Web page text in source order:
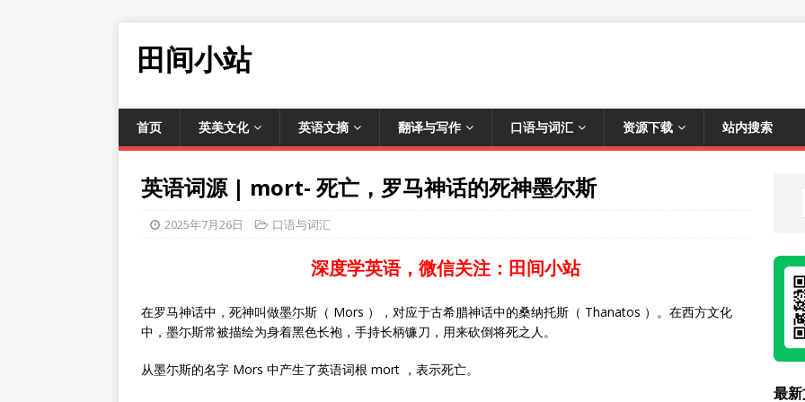
田间小站
首页 英美文化 英语文摘 翻译与写作 口语与词汇 资源下载 站内搜索
英语词源 | mort- 死亡，罗马神话的死神墨尔斯
2025年7月26日 口语与词汇
深度学英语，微信关注：田间小站
在罗马神话中，死神叫做墨尓斯（ Mors ），对应于古希腊神话中的桑纳托斯（ Thanatos ）。在西方文化
中，墨尓斯常被描绘为身着黑色长袍，手持长柄镰刀，用来砍倒将死之人。
从墨尓斯的名字 Mors 中产生了英语词根 mort ，表示死亡。
最